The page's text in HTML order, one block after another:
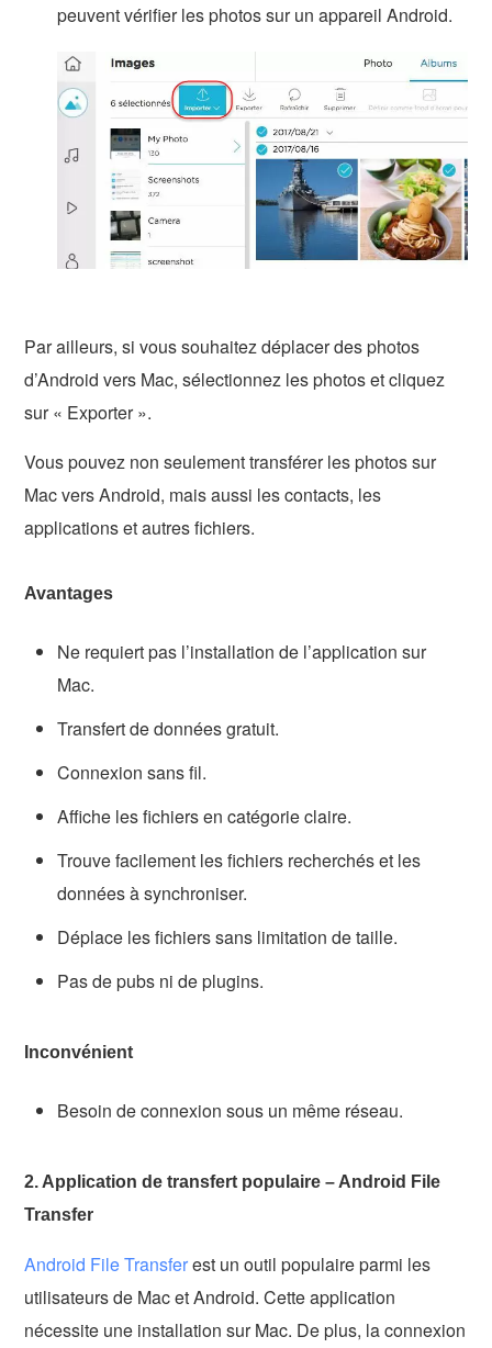
peuvent vérifier les photos sur un appareil Android.
Par ailleurs, si vous souhaitez déplacer des photos
d’Android vers Mac, sélectionnez les photos et cliquez
sur « Exporter ».
Vous pouvez non seulement transférer les photos sur
Mac vers Android, mais aussi les contacts, les
applications et autres fichiers.
Avantages
Ne requiert pas l’installation de l’application sur
Mac.
Transfert de données gratuit.
Connexion sans fil.
Affiche les fichiers en catégorie claire.
Trouve facilement les fichiers recherchés et les
données à synchroniser.
Déplace les fichiers sans limitation de taille.
Pas de pubs ni de plugins.
Inconvénient
Besoin de connexion sous un même réseau.
2. Application de transfert populaire – Android File
Transfer
Android File Transferest un outil populaire parmi les
utilisateurs de Mac et Android. Cette application
nécessite une installation sur Mac. De plus, la connexion